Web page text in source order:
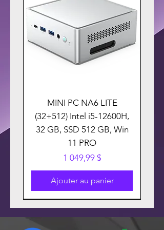
MINI PC NA6 LITE
(32+512) Intel i5-12600H,
32 GB, SSD 512 GB, Win
11 PRO
Prix
1 049,99 $
Ajouter au panier